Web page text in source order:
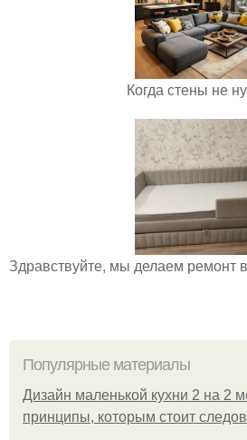
Когда стены не
Здравствуйте, мы делаем ремонт
Популярные материалы
Дизайн маленькой кухни 2 на 2
принципы, которым стоит